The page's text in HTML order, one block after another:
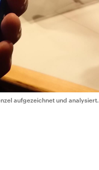
aufgezeichnet und analysiert.